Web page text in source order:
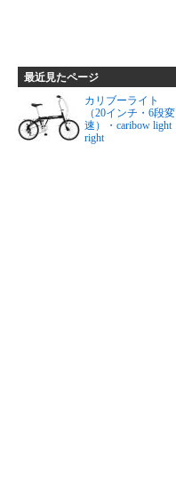
最近見たページ
カリブーライト
（20インチ・6段変
速）・caribow light
right